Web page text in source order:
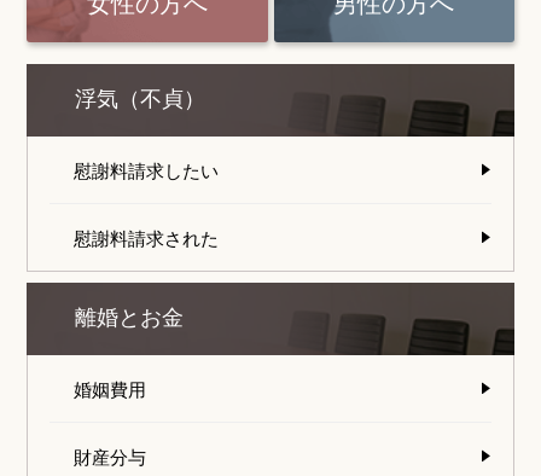
浮気（不貞）
慰謝料請求したい
慰謝料請求された
離婚とお金
婚姻費用
財産分与